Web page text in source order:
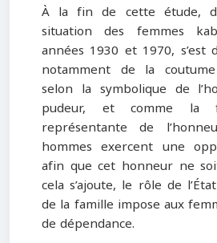
À la fin de cette étude,
situation des femmes
années 1930 et 1970, s’est
notamment de la
selon la symbolique de
pudeur, et comme la
représentante de
hommes exercent une
afin que cet honneur ne
cela s’ajoute, le rôle de
de la famille impose aux
de dépendance.